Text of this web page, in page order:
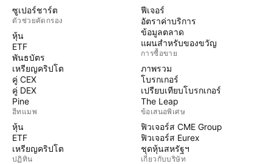
ซูเปอร์ชาร์ต
ตัวช่วยคัดกรอง
หุ้น
ETF
พันธบัตร
เหรียญคริปโต
คู่ CEX
คู่ DEX
Pine
ฮีทแมพ
หุ้น
ETF
เหรียญคริปโต
ปฏิทิน
ฟีเจอร์
อัตราค่าบริการ
ข้อมูลตลาด
แผนสำหรับของขวัญ
การซื้อขาย
ภาพรวม
โบรกเกอร์
เปรียบเทียบโบรกเกอร์
The Leap
ข้อเสนอพิเศษ
ฟิวเจอร์ส CME Group
ฟิวเจอร์ส Eurex
ชุดหุ้นสหรัฐฯ
เกี่ยวกับบริษัท